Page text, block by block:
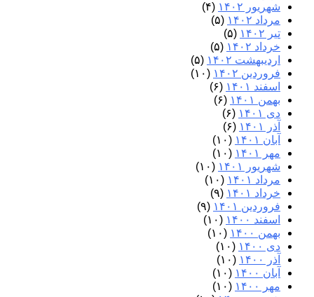
شهریور ۱۴۰۲
(۴)
مرداد ۱۴۰۲
(۵)
تیر ۱۴۰۲
(۵)
خرداد ۱۴۰۲
(۵)
اردیبهشت ۱۴۰۲
(۵)
فروردین ۱۴۰۲
(۱۰)
اسفند ۱۴۰۱
(۶)
بهمن ۱۴۰۱
(۶)
دی ۱۴۰۱
(۶)
آذر ۱۴۰۱
(۶)
آبان ۱۴۰۱
(۱۰)
مهر ۱۴۰۱
(۱۰)
شهریور ۱۴۰۱
(۱۰)
مرداد ۱۴۰۱
(۱۰)
خرداد ۱۴۰۱
(۹)
فروردین ۱۴۰۱
(۹)
اسفند ۱۴۰۰
(۱۰)
بهمن ۱۴۰۰
(۱۰)
دی ۱۴۰۰
(۱۰)
آذر ۱۴۰۰
(۱۰)
آبان ۱۴۰۰
(۱۰)
مهر ۱۴۰۰
(۱۰)